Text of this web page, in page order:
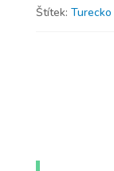
Štítek: